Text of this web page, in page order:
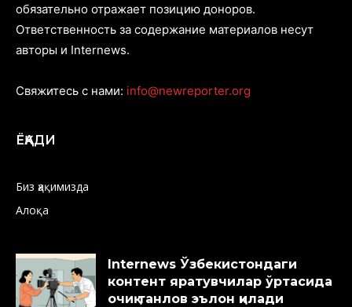
обязательно отражает позицию доноров.
Ответственность за содержание материалов несут
авторы и Internews.
Свяжитесь с нами: info@newreporter.org
ЁҚАДИ
Биз ҳақимизда
Алоқа
Internews Ўзбекистондаги
контент яратувчилар ўртасида
очиқ танлов эълон қилади